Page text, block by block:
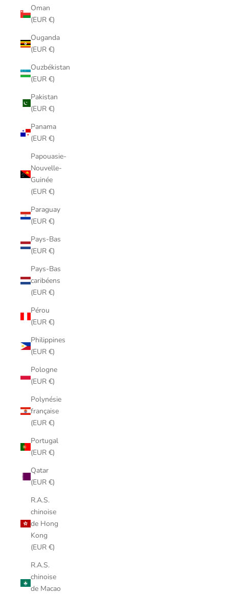
Oman
(EUR €)
Ouganda
(EUR €)
Ouzbékistan
(EUR €)
Pakistan
(EUR €)
Panama
(EUR €)
Papouasie-
Nouvelle-
Guinée
(EUR €)
Paraguay
(EUR €)
Pays-Bas
(EUR €)
Pays-Bas
caribéens
(EUR €)
Pérou
(EUR €)
Philippines
(EUR €)
Pologne
(EUR €)
Polynésie
française
(EUR €)
Portugal
(EUR €)
Qatar
(EUR €)
R.A.S.
chinoise
de Hong
Kong
(EUR €)
R.A.S.
chinoise
de Macao